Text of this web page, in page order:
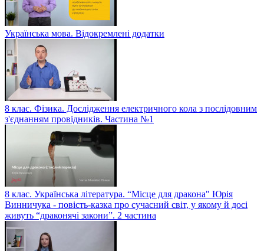
Українська мова. Відокремлені додатки
8 клас. Фізика. Дослідження електричного кола з послідовним
з'єднанням провідників. Частина №1
8 клас. Українська література. “Місце для дракона" Юрія
Винничука - повість-казка про сучасний світ, у якому й досі
живуть “драконячі закони”. 2 частина